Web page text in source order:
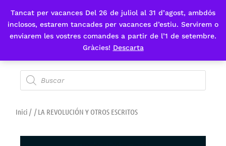
Tancat per vacances Del 26 de juliol al 31 d’agost, ambdós
inclosos, estarem tancades per vacances d’estiu. Servirem o
enviarem les vostres comandes a partir de l’1 de setembre.
Gràcies! Descarta
Fes-te'n sòcia
Inici / / LA REVOLUCIÓN Y OTROS ESCRITOS